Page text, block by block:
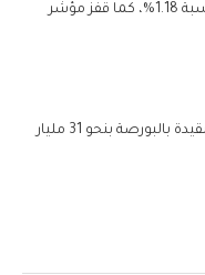
ومؤشر الأسهم الصغيرة (إيجي إكس 70) بنسبة 1.18%، كما قفز مؤشر
وزاد رأس المال السوقي لأسهم الشركات المقيدة بالبورصة بنحو 31 مليار